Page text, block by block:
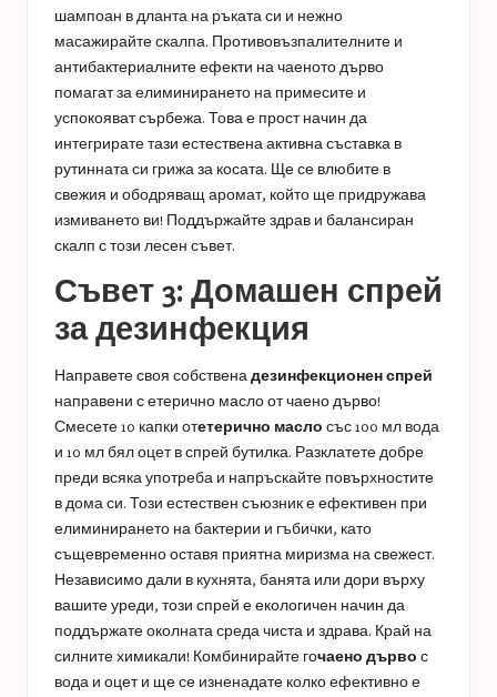
шампоан в дланта на ръката си и нежно
масажирайте скалпа. Противовъзпалителните и
антибактериалните ефекти на чаеното дърво
помагат за елиминирането на примесите и
успокояват сърбежа. Това е прост начин да
интегрирате тази естествена активна съставка в
рутинната си грижа за косата. Ще се влюбите в
свежия и ободряващ аромат, който ще придружава
измиването ви! Поддържайте здрав и балансиран
скалп с този лесен съвет.
Съвет 3: Домашен спрей
за дезинфекция
Направете своя собствена дезинфекционен спрей
направени с етерично масло от чаено дърво!
Смесете 10 капки отетерично масло със 100 мл вода
и 10 мл бял оцет в спрей бутилка. Разклатете добре
преди всяка употреба и напръскайте повърхностите
в дома си. Този естествен съюзник е ефективен при
елиминирането на бактерии и гъбички, като
същевременно оставя приятна миризма на свежест.
Независимо дали в кухнята, банята или дори върху
вашите уреди, този спрей е екологичен начин да
поддържате околната среда чиста и здрава. Край на
силните химикали! Комбинирайте гочаено дърво с
вода и оцет и ще се изненадате колко ефективно е